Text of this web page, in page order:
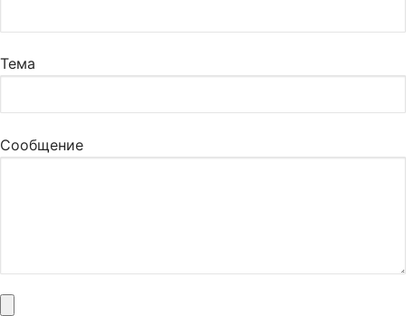
Тема
Сообщение